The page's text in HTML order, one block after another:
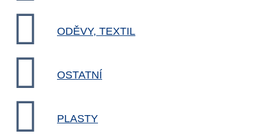
ODĚVY, TEXTIL
OSTATNÍ
PLASTY